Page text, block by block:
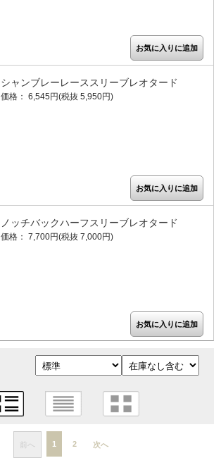
シャンブレーレーススリーブレオタード
価格： 6,545円(税抜 5,950円)
ノッチバックハーフスリーブレオタード
価格： 7,700円(税抜 7,000円)
前へ 1 2 次へ